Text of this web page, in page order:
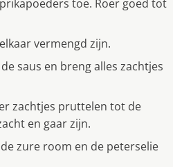
toe. Roer goed tot
vermengd zijn.
saus en breng alles zachtjes
zachtjes pruttelen tot de
en gaar zijn.
zure room en de peterselie